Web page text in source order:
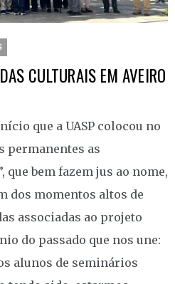
CULTURAIS EM AVEIRO
que a UASP colocou no
permanentes as
que bem fazem jus ao nome,
dos momentos altos de
associadas ao projeto
do passado que nos une:
alunos de seminários